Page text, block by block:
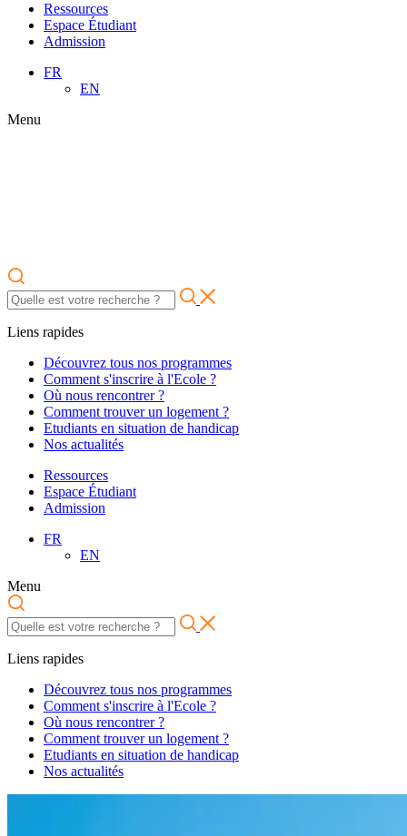
Ressources
Espace Étudiant
Admission
FR
EN
Menu
Liens rapides
Découvrez tous nos programmes
Comment s'inscrire à l'Ecole ?
Où nous rencontrer ?
Comment trouver un logement ?
Etudiants en situation de handicap
Nos actualités
Ressources
Espace Étudiant
Admission
FR
EN
Menu
Liens rapides
Découvrez tous nos programmes
Comment s'inscrire à l'Ecole ?
Où nous rencontrer ?
Comment trouver un logement ?
Etudiants en situation de handicap
Nos actualités